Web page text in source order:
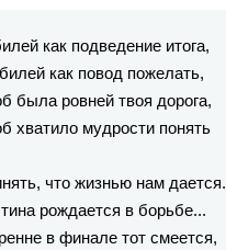
как подведение итога,
как повод пожелать,
была ровней твоя дорога,
хватило мудрости понять
что жизнью нам дается.
рождается в борьбе...
в финале тот смеется,